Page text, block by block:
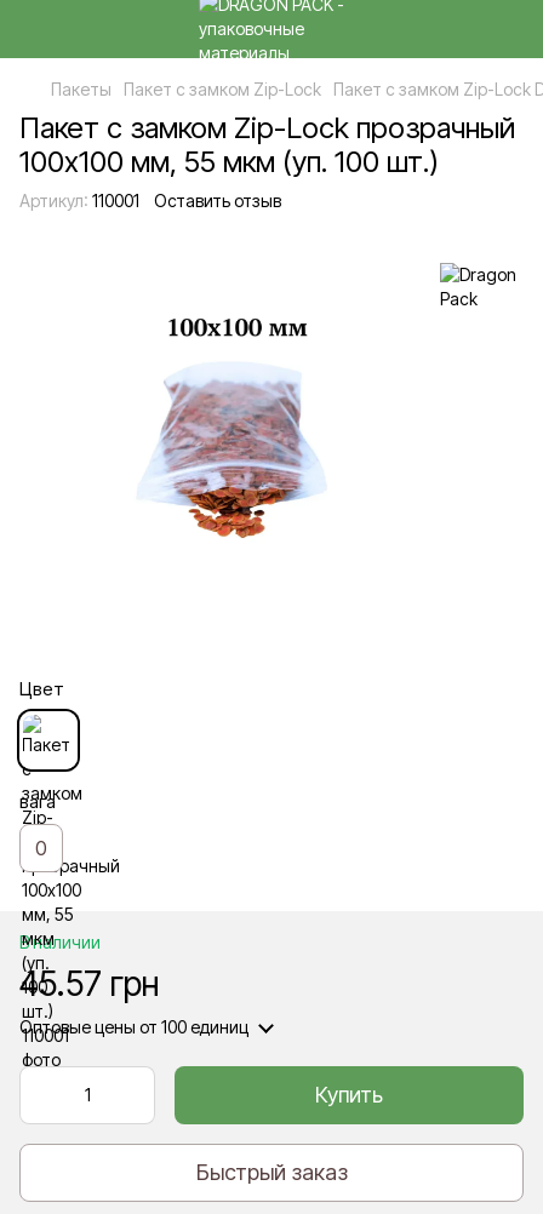
Пакеты Пакет с замком Zip-Lock Пакет с замком Zip-Lock
Пакет с замком Zip-Lock прозрачный
100х100 мм, 55 мкм (уп. 100 шт.)
Артикул: 110001 Оставить отзыв
Цвет
вага
0
В наличии
45.57 грн
Оптовые цены от 100 единиц
Купить
Быстрый заказ